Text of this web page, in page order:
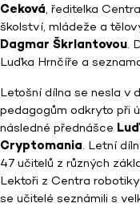
Ceková, ředitelka
školství, mládeže a
Dagmar Škrlantovou.
Luďka Hrnčíře a
Letošní dílna se nesla v
pedagogům odkryto při
následné přednášce
Cryptomania. Letní
47 učitelů z různých
Lektoři z Centra
se učitelé seznámili s